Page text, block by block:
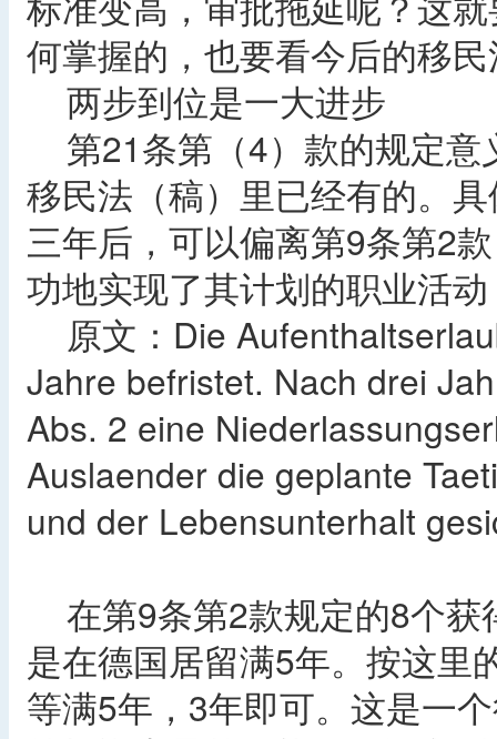
何掌握的，也要看今后的移
两步到位是一大进步
第21条第（4）款的规定意
移民法（稿）里已经有的。
三年后，可以偏离第9条第2
功地实现了其计划的职业活
原文：Die
Jahre befristet. Nach drei
Abs. 2 eine
Auslaender die geplante
und der Lebensunterhalt
在第9条第2款规定的8个获
是在德国居留满5年。按这里
等满5年，3年即可。这是一